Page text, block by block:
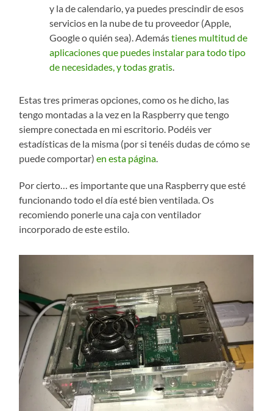
y la de calendario, ya puedes prescindir de esos
servicios en la nube de tu proveedor (Apple,
Google o quién sea). Ademástienes multitud de
aplicaciones que puedes instalar para todo tipo
de necesidades, y todas gratis
Estas tres primeras opciones, como os he dicho, las
tengo montadas a la vez en la Raspberry que tengo
siempre conectada en mi escritorio. Podéis ver
estadísticas de la misma (por si tenéis dudas de cómo se
puede comportar)en esta página
Por cierto… es importante que una Raspberry que esté
funcionando todo el día esté bien ventilada. Os
recomiendo ponerle una caja con ventilador
incorporado de este estilo.